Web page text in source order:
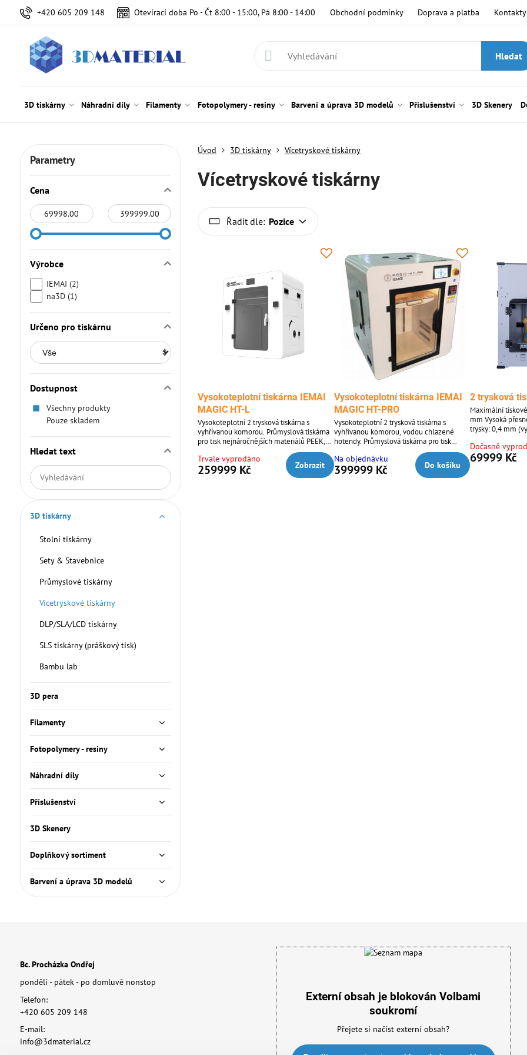
+420 605 209 148 Otevírací doba Po - Čt 8:00 - 15:00, Pá 8:00 - 14:00 Obchodní podmínky Doprava a platba Kontakty
Hledat
3D tiskárny Náhradní díly Filamenty Fotopolymery - resiny Barvení a úprava 3D modelů Příslušenství 3D Skenery
Úvod 3D tiskárny Vícetryskové tiskárny
Vícetryskové tiskárny
Řadit dle: Pozice
Vysokoteplotní tiskárna IEMAI
MAGIC HT-L
Vysokoteplotní 2 trysková tiskárna s
vyhřívanou komorou. Průmyslová tiskárna
pro tisk nejnáročnějších materiálů PEEK,
Trvale vyprodáno
259999 Kč Zobrazit
Vysokoteplotní tiskárna IEMAI
MAGIC HT-PRO
Vysokoteplotní 2 trysková tiskárna s
vyhřívanou komorou, vodou chlazené
hotendy. Průmyslová tiskárna pro tisk
a mnoha dalších.
Na objednávku
399999 Kč Do košíku
2 trysková
Maximální
mm Vysoká
trysky: 0,4 mm
1,2
mmDoporučená
mm/s (dle
Dočasně
69999 Kč
Parametry
Cena
Od:
Do:
Výrobce
IEMAI (2)
na3D (1)
Určeno pro tiskárnu
Dostupnost
Všechny produkty
Pouze skladem
Hledat text
Prohledat
výsledky
filtru
fulltextem
3D tiskárny
Stolní tiskárny
Sety & Stavebnice
Průmyslové tiskárny
Vícetryskové tiskárny
DLP/SLA/LCD tiskárny
SLS tiskárny (práškový tisk)
Bambu lab
3D pera
Filamenty
Fotopolymery - resiny
Náhradní díly
Příslušenství
3D Skenery
Doplňkový sortiment
Barvení a úprava 3D modelů
Bc. Procházka Ondřej
pondělí - pátek - po domluvě nonstop
Telefon:
+420 605 209 148
E-mail:
info@3dmaterial.cz
Externí obsah je blokován Volbami
soukromí
Přejete si načíst externí obsah?